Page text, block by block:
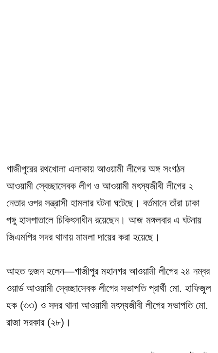
গাজীপুরের রথখোলা এলাকায় আওয়ামী লীগের অঙ্গ সংগঠন
আওয়ামী স্বেচ্ছাসেবক লীগ ও আওয়ামী মৎস্যজীবী লীগের ২
নেতার ওপর সন্ত্রাসী হামলার ঘটনা ঘটেছে। বর্তমানে তাঁরা ঢাকা
পঙ্গু হাসপাতালে চিকিৎসাধীন রয়েছেন। আজ মঙ্গলবার এ ঘটনায়
জিএমপির সদর থানায় মামলা দায়ের করা হয়েছে।
আহত দুজন হলেন—গাজীপুর মহানগর আওয়ামী লীগের ২৪ নম্বর
ওয়ার্ড আওয়ামী স্বেচ্ছাসেবক লীগের সভাপতি প্রার্থী মো. হাফিজুল
হক (৩৩) ও সদর থানা আওয়ামী মৎস্যজীবী লীগের সভাপতি মো.
রাজা সরকার (২৮)।